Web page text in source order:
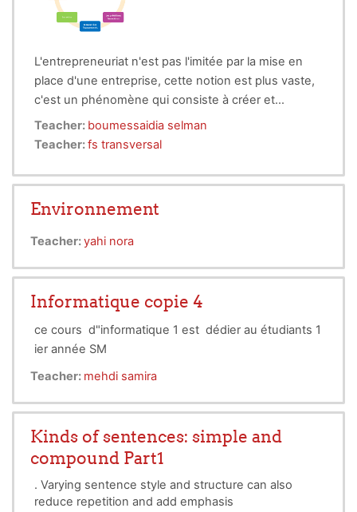
L'entrepreneuriat n'est pas l'imitée par la mise en
place d'une entreprise, cette notion est plus vaste,
c'est un phénomène qui consiste à créer et
organiser de nouvelles activités. D'après Alain
Fayolle : « L'entrepreneuriat peut être défini
créatrices de richesses économiques et sociales,
l'existence de risques, dans lesquelles des individus
sont impliqués très fortement et doivent développer
changement et des risques associés, la prise
ce cours est destiné aux étudiants de troisième
année licence chimie analytique, organique et
Teacher: boumessaidia selman
Teacher:fs transversal
Environnement
Teacher:yahi nora
Informatique copie 4
ce cours d"informatique 1 est dédier au étudiants 1
ier année SM
Teacher: mehdi samira
Kinds of sentences: simple and
compound Part1
. Varying sentence style and structure can also
reduce repetition and add emphasis